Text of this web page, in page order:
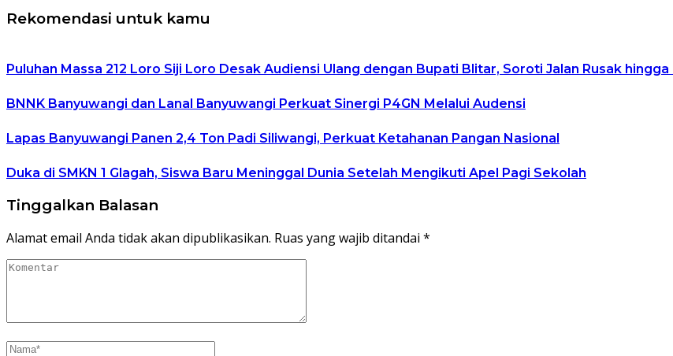
Rekomendasi untuk kamu
Puluhan Massa 212 Loro Siji Loro Desak Audiensi Ulang dengan Bupati Blitar, Soroti Jalan Rusak
BNNK Banyuwangi dan Lanal Banyuwangi Perkuat Sinergi P4GN Melalui Audensi
Lapas Banyuwangi Panen 2,4 Ton Padi Siliwangi, Perkuat Ketahanan Pangan Nasional
Duka di SMKN 1 Glagah, Siswa Baru Meninggal Dunia Setelah Mengikuti Apel Pagi Sekolah
Tinggalkan Balasan
Alamat email Anda tidak akan dipublikasikan. Ruas yang wajib ditandai *